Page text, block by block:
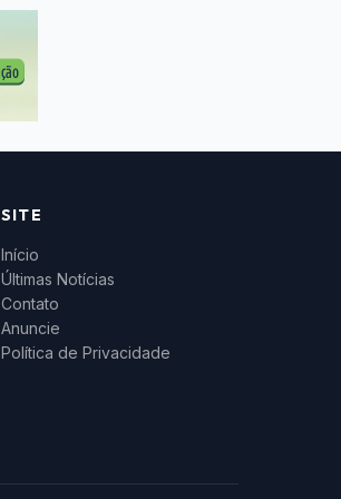
SITE
Início
Últimas Notícias
Contato
Anuncie
Política de Privacidade